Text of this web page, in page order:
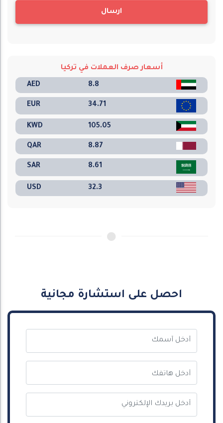
ارسال
أسعار صرف العملات في تركيا
AED 8.8
EUR 34.71
KWD 105.05
QAR 8.87
SAR 8.61
USD 32.3
احصل على استشارة مجانية